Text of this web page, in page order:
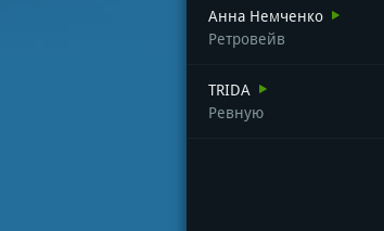
Анна Немченко
Ретровейв
TRIDA
Ревную